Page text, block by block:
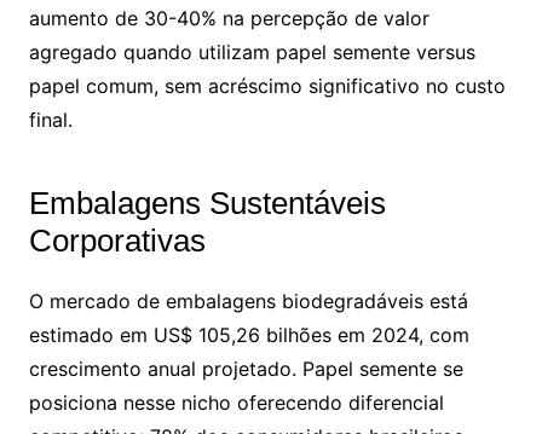
aumento de 30-40% na percepção de valor
agregado quando utilizam papel semente versus
papel comum, sem acréscimo significativo no custo
final.
Embalagens Sustentáveis
Corporativas
O mercado de embalagens biodegradáveis está
estimado em US$ 105,26 bilhões em 2024, com
crescimento anual projetado. Papel semente se
posiciona nesse nicho oferecendo diferencial